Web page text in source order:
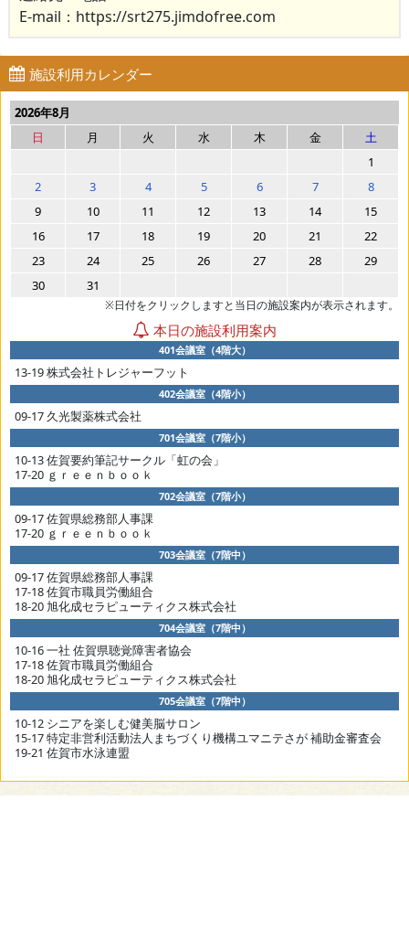
E-mail：https://srt275.jimdofree.com
施設利用カレンダー
2026年8月
日
月 火 水 木 金
土
1
2
3 4 5 6 7
8
9
10 11 12 13 14
15
16
17 18 19 20 21
22
23
24 25 26 27 28
29
30
31
※日付をクリックしますと当日の施設案内が表示されます。
本日の施設利用案内
401会議室（4階大）
13-19 株式会社トレジャーフット
402会議室（4階小）
09-17 久光製薬株式会社
701会議室（7階小）
10-13 佐賀要約筆記サークル「虹の会」
17-20 ｇｒｅｅｎｂｏｏｋ
702会議室（7階小）
09-17 佐賀県総務部人事課
17-20 ｇｒｅｅｎｂｏｏｋ
703会議室（7階中）
09-17 佐賀県総務部人事課
17-18 佐賀市職員労働組合
18-20 旭化成セラピューティクス株式会社
704会議室（7階中）
10-16 一社 佐賀県聴覚障害者協会
17-18 佐賀市職員労働組合
18-20 旭化成セラピューティクス株式会社
705会議室（7階中）
10-12 シニアを楽しむ健美脳サロン
15-17 特定非営利活動法人まちづくり機構ユマニテさが 補助金審査会
19-21 佐賀市水泳連盟